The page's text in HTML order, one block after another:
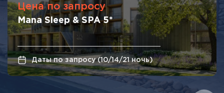
Цена по запросу
Mana Sleep & SPA 5*
Даты по запросу (10/14/21 ночь)